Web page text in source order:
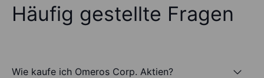
Häufig gestellte Fragen
Wie kaufe ich Omeros Corp. Aktien?